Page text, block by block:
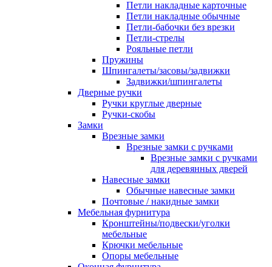
Петли накладные карточные
Петли накладные обычные
Петли-бабочки без врезки
Петли-стрелы
Рояльные петли
Пружины
Шпингалеты/засовы/задвижки
Задвижки/шпингалеты
Дверные ручки
Ручки круглые дверные
Ручки-скобы
Замки
Врезные замки
Врезные замки с ручками
Врезные замки с ручками
для деревянных дверей
Навесные замки
Обычные навесные замки
Почтовые / накидные замки
Мебельная фурнитура
Кронштейны/подвески/уголки
мебельные
Крючки мебельные
Опоры мебельные